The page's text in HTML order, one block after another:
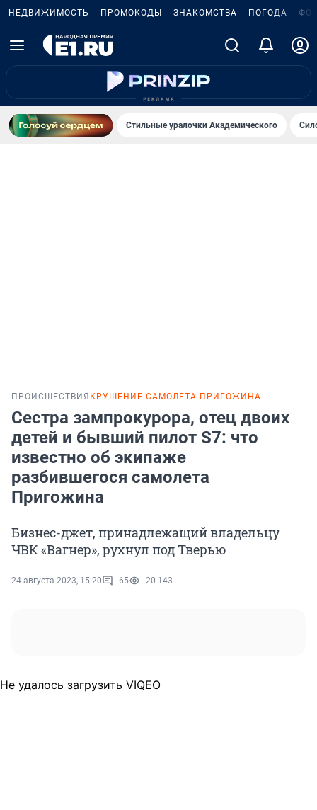
НЕДВИЖИМОСТЬ ПРОМОКОДЫ ЗНАКОМСТВА ПОГОДА
Стильные уралочки Академического
ПРОИСШЕСТВИЯ КРУШЕНИЕ САМОЛЕТА ПРИГОЖИНА
Сестра зампрокурора, отец двоих
детей и бывший пилот S7: что
известно об экипаже
разбившегося самолета
Пригожина
Бизнес-джет, принадлежащий владельцу
ЧВК «Вагнер», рухнул под Тверью
24 августа 2023, 15:20 65 20 143
Не удалось загрузить VIQEO